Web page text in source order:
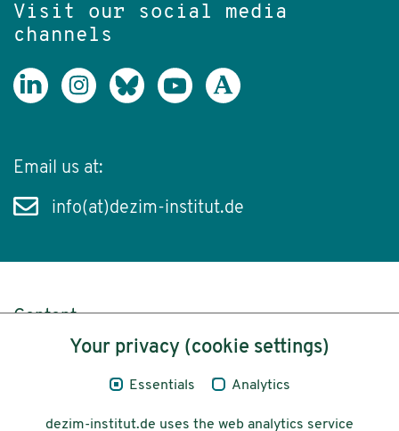
Visit our social media
channels
Email us at:
info(at)dezim-institut.de
Content
Legal NoticeYour privacy (cookie settings)
Essentials Analytics
dezim-institut.de uses the web analytics service